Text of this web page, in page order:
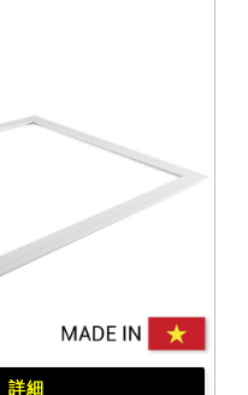
詳細